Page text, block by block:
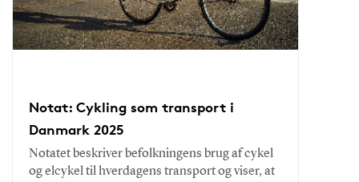
Notat: Cykling som transport i
Danmark 2025
Notatet beskriver befolkningens brug af cykel
og elcykel til hverdagens transport og viser, at